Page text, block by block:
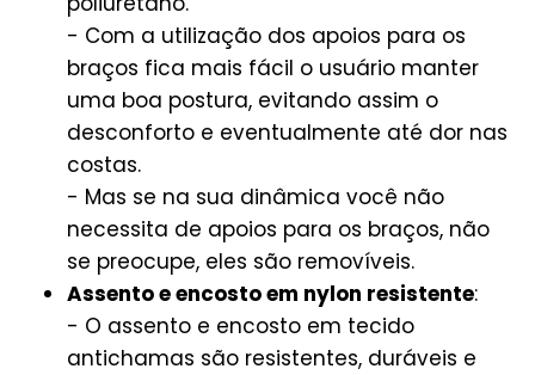
- Com a utilização dos apoios para os
braços fica mais fácil o usuário manter
uma boa postura, evitando assim o
desconforto e eventualmente até dor nas
costas.
- Mas se na sua dinâmica você não
necessita de apoios para os braços, não
se preocupe, eles são removíveis.
Assento e encosto em nylon resistente:
- O assento e encosto em tecido
antichamas são resistentes, duráveis e